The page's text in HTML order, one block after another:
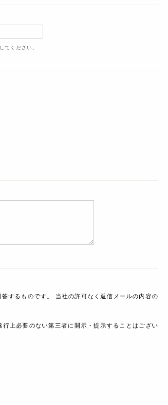
てください。
するものです。 当社の許可なく返信メールの内容の
上必要のない第三者に開示・提示することはござい